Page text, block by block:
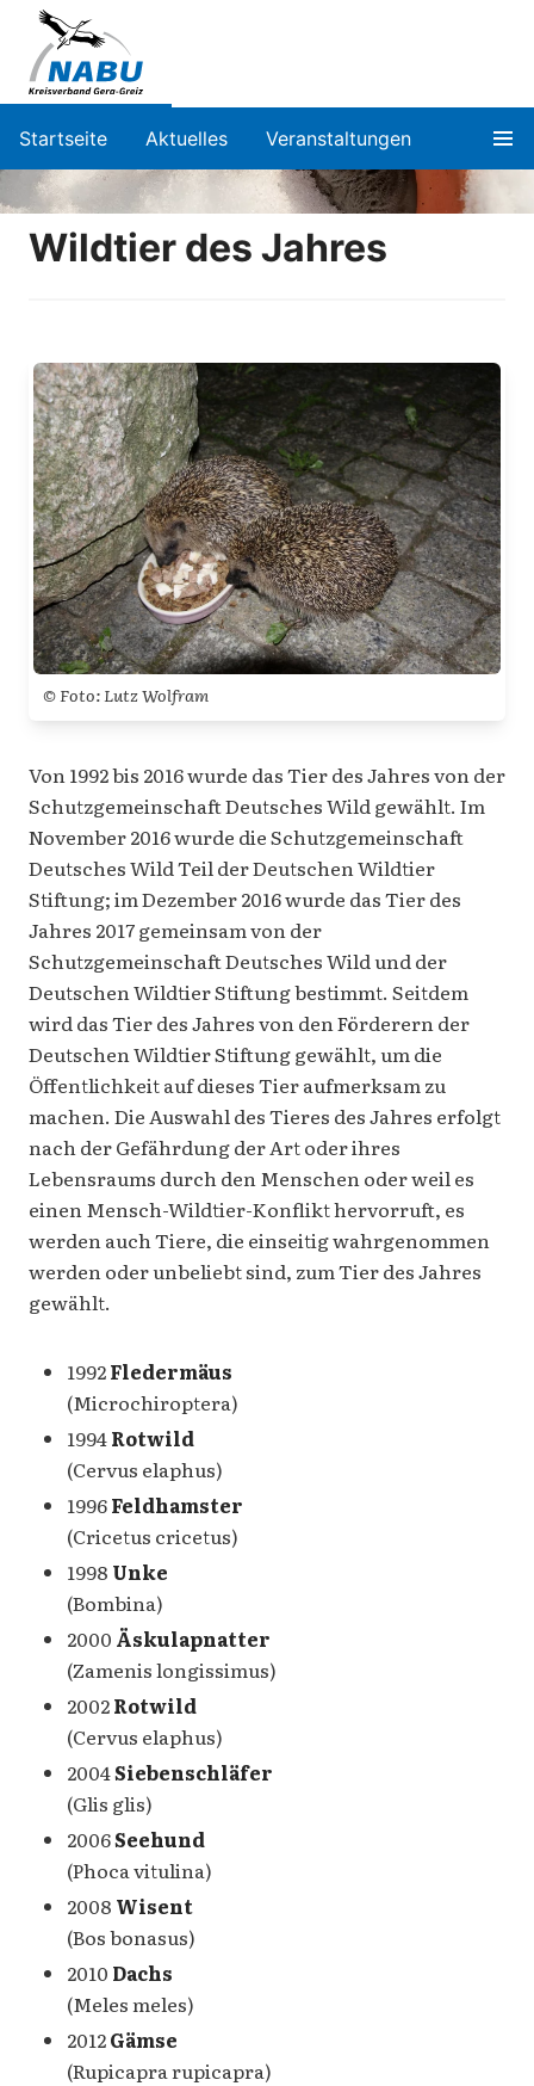
Startseite Aktuelles Veranstaltungen
Wildtier des Jahres
© Foto: Lutz Wolfram
Von 1992 bis 2016 wurde das Tier des Jahres von der
Schutzgemeinschaft Deutsches Wild gewählt. Im
November 2016 wurde die Schutzgemeinschaft
Deutsches Wild Teil der Deutschen Wildtier
Stiftung; im Dezember 2016 wurde das Tier des
Jahres 2017 gemeinsam von der
Schutzgemeinschaft Deutsches Wild und der
Deutschen Wildtier Stiftung bestimmt. Seitdem
wird das Tier des Jahres von den Förderern der
Deutschen Wildtier Stiftung gewählt, um die
Öffentlichkeit auf dieses Tier aufmerksam zu
machen. Die Auswahl des Tieres des Jahres erfolgt
nach der Gefährdung der Art oder ihres
Lebensraums durch den Menschen oder weil es
einen Mensch-Wildtier-Konflikt hervorruft, es
werden auch Tiere, die einseitig wahrgenommen
werden oder unbeliebt sind, zum Tier des Jahres
gewählt.
1992Fledermäus
(Microchiroptera)
1994Rotwild
(Cervus elaphus)
1996Feldhamster
(Cricetus cricetus)
1998 Unke
(Bombina)
2000 Äskulapnatter
(Zamenis longissimus)
2002Rotwild
(Cervus elaphus)
2004Siebenschläfer
(Glis glis)
2006Seehund
(Phoca vitulina)
2008 Wisent
(Bos bonasus)
2010 Dachs
(Meles meles)
2012Gämse
(Rupicapra rupicapra)